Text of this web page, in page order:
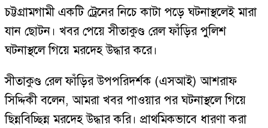
চট্টগ্রামগামী একটি ট্রেনের নিচে কাটা পড়ে ঘটনাস্থলেই মারা
যান ছোটন। খবর পেয়ে সীতাকুণ্ড রেল ফাঁড়ির পুলিশ
ঘটনাস্থলে গিয়ে মরদেহ উদ্ধার করে।
সীতাকুণ্ড রেল ফাঁড়ির উপপরিদর্শক (এসআই) আশরাফ
সিদ্দিকী বলেন, আমরা খবর পাওয়ার পর ঘটনাস্থলে গিয়ে
ছিন্নবিচ্ছিন্ন মরদেহ উদ্ধার করি। প্রাথমিকভাবে ধারণা করা